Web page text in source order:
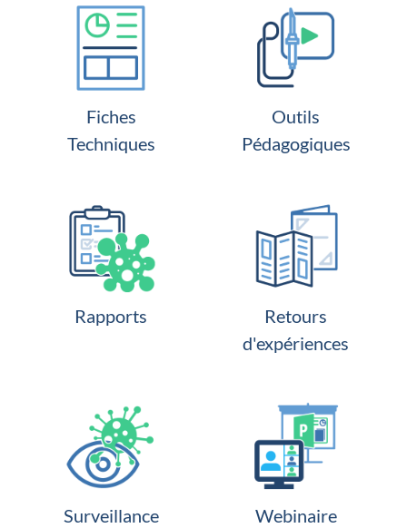
Fiches
Techniques
Outils
Pédagogiques
Rapports
Retours
d'expériences
Surveillance
Webinaire